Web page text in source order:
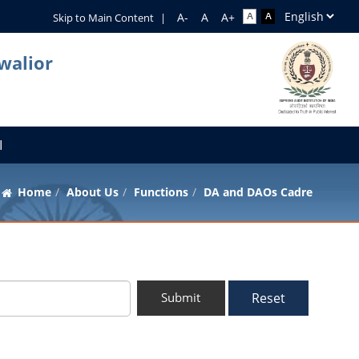
Skip to Main Content |
Home About Us Functions DA and DAOs Cadre
Submit Reset